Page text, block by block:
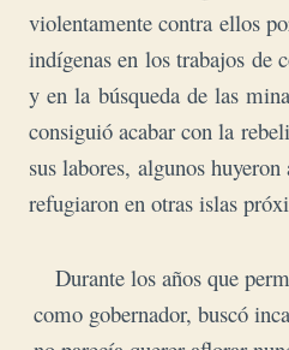
violentamente contra ellos
indígenas en los trabajos de
y en la búsqueda de las
consiguió acabar con la
sus labores, algunos
refugiaron en otras islas
Durante los años que
como gobernador, buscó